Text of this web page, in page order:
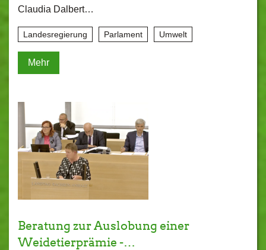
Claudia Dalbert…
Landesregierung Parlament Umwelt
Mehr
Beratung zur Auslobung einer
Weidetierprämie -…